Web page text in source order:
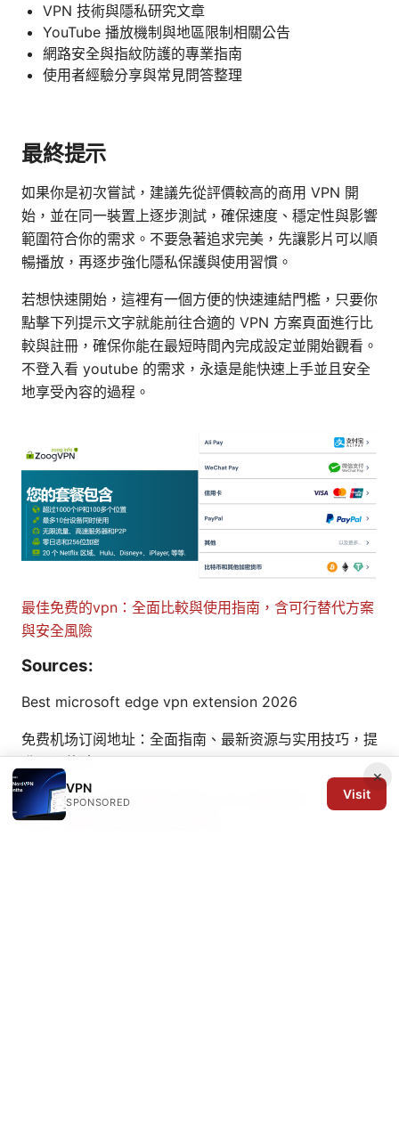
VPN 技術與隱私研究文章
YouTube 播放機制與地區限制相關公告
網路安全與指紋防護的專業指南
使用者經驗分享與常見問答整理
最終提示
如果你是初次嘗試，建議先從評價較高的商用 VPN 開
始，並在同一裝置上逐步測試，確保速度、穩定性與影響
範圍符合你的需求。不要急著追求完美，先讓影片可以順
暢播放，再逐步強化隱私保護與使用習慣。
若想快速開始，這裡有一個方便的快速連結門檻，只要你
點擊下列提示文字就能前往合適的 VPN 方案頁面進行比
較與註冊，確保你能在最短時間內完成設定並開始觀看。
不登入看 youtube 的需求，永遠是能快速上手並且安全
地享受內容的過程。
最佳免费的vpn：全面比較與使用指南，含可行替代方案
與安全風險
Sources:
Best microsoft edge vpn extension 2026
免费机场订阅地址：全面指南、最新资源与实用技巧，提
升VPN体验
大巨蛋 球賽 門票 購買全攻略 2026 最新資訊：票價、
時程、購票技巧與必看注意事項
×
VPN
SPONSORED
Visit